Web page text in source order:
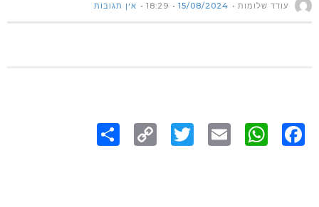
עודד שלומות 15/08/2024
18:29 אין תגובות